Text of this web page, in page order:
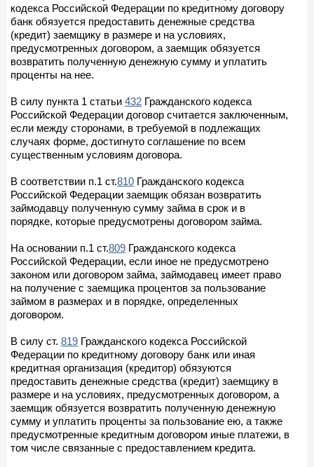
кодекса Российской Федерации по кредитному договору
банк обязуется предоставить денежные средства
(кредит) заемщику в размере и на условиях,
предусмотренных договором, а заемщик обязуется
возвратить полученную денежную сумму и уплатить
проценты на нее.
В силу пункта 1 статьи 432 Гражданского кодекса
Российской Федерации договор считается заключенным,
если между сторонами, в требуемой в подлежащих
случаях форме, достигнуто соглашение по всем
существенным условиям договора.
В соответствии п.1 ст.810 Гражданского кодекса
Российской Федерации заемщик обязан возвратить
займодавцу полученную сумму займа в срок и в
порядке, которые предусмотрены договором займа.
На основании п.1 ст.809 Гражданского кодекса
Российской Федерации, если иное не предусмотрено
законом или договором займа, займодавец имеет право
на получение с заемщика процентов за пользование
займом в размерах и в порядке, определенных
договором.
В силу ст. 819 Гражданского кодекса Российской
Федерации по кредитному договору банк или иная
кредитная организация (кредитор) обязуются
предоставить денежные средства (кредит) заемщику в
размере и на условиях, предусмотренных договором, а
заемщик обязуется возвратить полученную денежную
сумму и уплатить проценты за пользование ею, а также
предусмотренные кредитным договором иные платежи, в
том числе связанные с предоставлением кредита.